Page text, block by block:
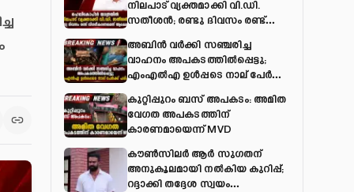
നിലപാട് വ്യക്തമാക്കി വി.ഡി.
സതീശൻ; രണ്ടു ദിവസം രണ്ട്
അബിന്‍ വര്‍ക്കി സഞ്ചരിച്ച
വാഹനം അപകടത്തില്‍പ്പെട്ടു;
എംഎല്‍എ ഉള്‍പ്പടെ നാല് പേര്‍ക്ക്
കുറ്റിപ്പുറം ബസ് അപകടം: അമിത
വേഗത അപകടത്തിന്
കാരണമായെന്ന് MVD
കൗൺസിലർ ആർ സുഗതന്
അനുകൂലമായി നല്‍കിയ കുറിപ്പ്;
റദ്ദാക്കി തദ്ദേശ സ്വയം